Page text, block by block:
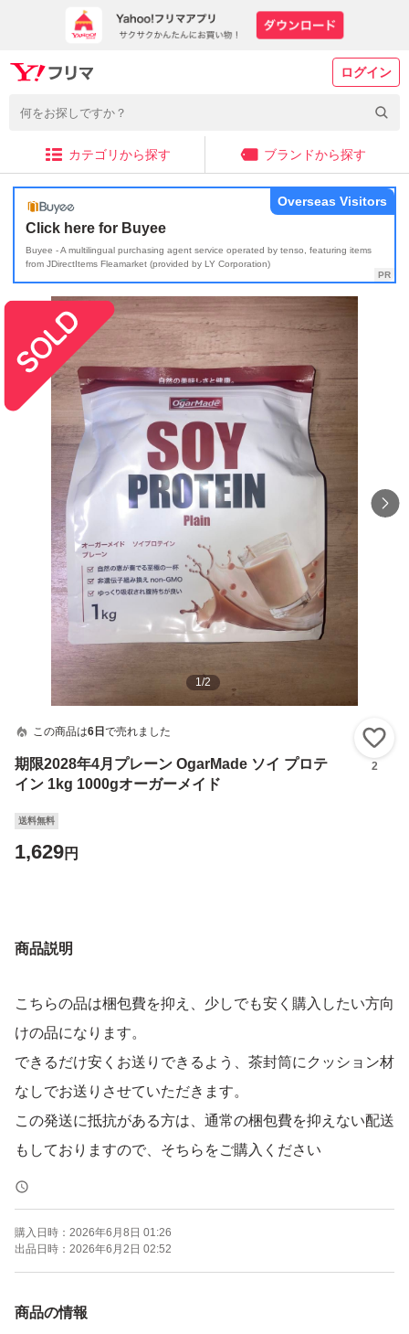
ログイン
カテゴリから探す ブランドから探す
Click here for Buyee
Buyee - A multilingual purchasing agent service operated by tenso, featuring items
from JDirectItems Fleamarket (provided by LY Corporation)
Overseas Visitors
1/2
この商品は6日 で売れました
期限2028年4月プレーン OgarMade ソイ プロテ
イン 1kg 1000gオーガーメイド
2
送料無料
1,629円
商品説明
こちらの品は梱包費を抑え、少しでも安く購入したい方向
けの品になります。
できるだけ安くお送りできるよう、茶封筒にクッション材
なしでお送りさせていただきます。
この発送に抵抗がある方は、通常の梱包費を抑えない配送
もしておりますので、そちらをご購入ください
購入日時： 2026年6月8日 01:26
出品日時： 2026年6月2日 02:52
商品の情報